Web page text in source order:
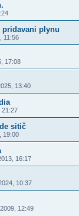
plynu
11:56
17:08
13:40
21:27
sitič
19:00
16:17
10:37
12:49